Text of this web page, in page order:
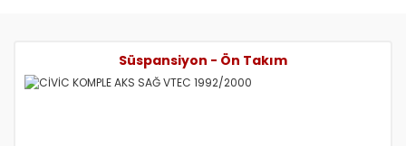
Süspansiyon - Ön Takım